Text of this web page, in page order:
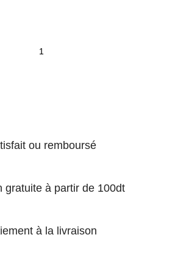
ou remboursé
gratuite à partir de 100dt
à la livraison